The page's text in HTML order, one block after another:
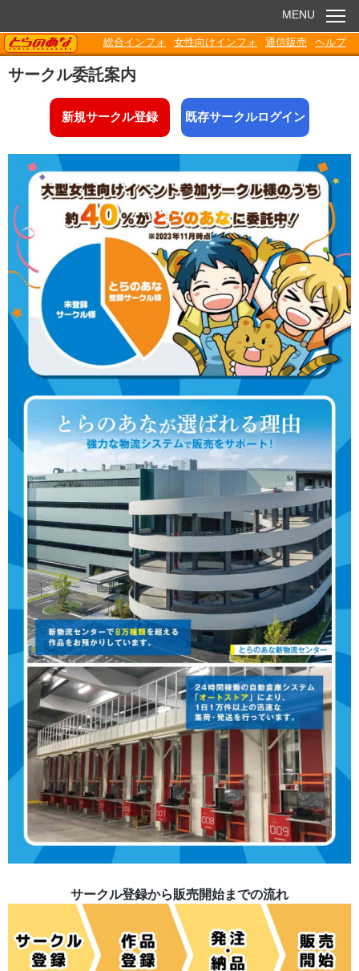
お知らせ
電子書籍
Q&A
各種ダウンロード
MENU
TORANOANA
総合インフォ 女性向けインフォ 通信販売 ヘルプ
サークル委託案内
新規サークル登録 既存サークルログイン
サークル登録から販売開始までの流れ